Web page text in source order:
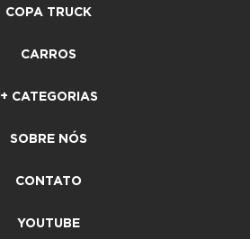
COPA TRUCK
CARROS
+ CATEGORIAS
SOBRE NÓS
CONTATO
YOUTUBE